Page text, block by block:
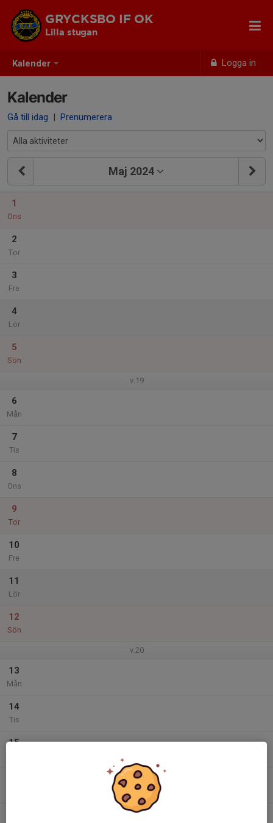
Kalender Logga in
GRYCKSBO IF OK
Lilla stugan
Kalender
Gå till idag | Prenumerera
Maj 2024
1
Ons
2
Tor
3
Fre
4
Lör
5
Sön
v.19
6
Mån
7
Tis
8
Ons
9
Tor
10
Fre
11
Lör
12
Sön
v.20
13
Mån
14
Tis
15